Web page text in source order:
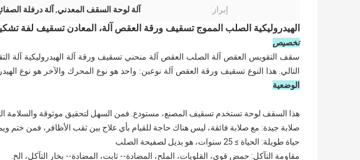
إبراز: آلة لوحة السقف المعدني, آلة درفلة
الهيدروليكية الصلب المموج تسقيف ورقة العقص آلة، المعادن تسقيف لفة
تخصيص
سقف التقويس العقص آلة الصلب العقص آلة منحني تسقيف ورقة آلة الهيدروليكية آلة
التالي. هذا النوع تسقيف ورقة العقص آلة نوعين: واحد هو نوع المحرك والآخر هو نوع
الوضعية
هذا السقف لوحة تستخدم تسقيف المصنع، مستودع. فمن السهل لتحقيق موثوقة والسلامة
صلابة جيدة: مع صلابة فائقة، ليس هناك حاجة للقيام بأي علاج بين ثقب الأظافر، فمن ختم
حياة طويلة: الحياة ≥ 25 سنوات، هو بديل لصفيحة الصلب
مقاومة التآكل: حمض قوي، القلويات، الملح، المضادة-- ثابت، المضادة-- بخار التآكل، الخ.